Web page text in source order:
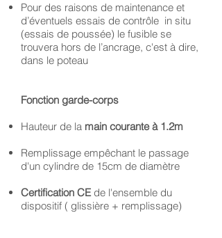
Pour des raisons de maintenance et
d’éventuels essais de contrôle in situ
(essais de poussée) le fusible se
trouvera hors de l’ancrage, c'est à dire,
dans le poteau
Fonction garde-corps
Hauteur de la main courante à 1.2m
Remplissage empêchant le passage
d'un cylindre de 15cm de diamètre
Certification CEde l'ensemble du
dispositif ( glissière + remplissage)